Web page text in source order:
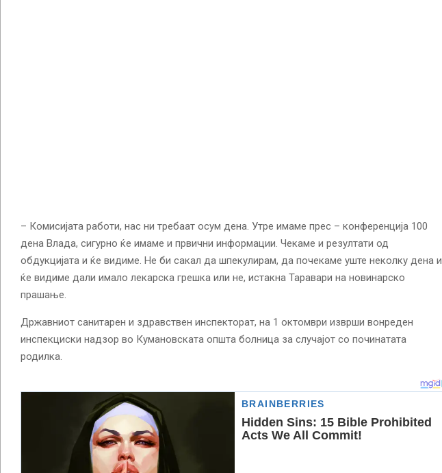
– Комисијата работи, нас ни требаат осум дена. Утре имаме прес – конференција 100
дена Влада, сигурно ќе имаме и првични информации. Чекаме и резултати од
обдукцијата и ќе видиме. Не би сакал да шпекулирам, да почекаме уште неколку дена и
ќе видиме дали имало лекарска грешка или не, истакна Таравари на новинарско
прашање.
Државниот санитарен и здравствен инспекторат, на 1 октомври изврши вонреден
инспекциски надзор во Кумановската општа болница за случајот со починатата
родилка.